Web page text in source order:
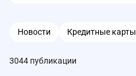
Новости Кредитные карты
3044 публикации